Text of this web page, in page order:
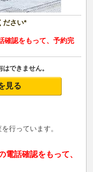
ださい*
確認をもって、予約完
できません。
見る
行っています。
電話確認をもって、